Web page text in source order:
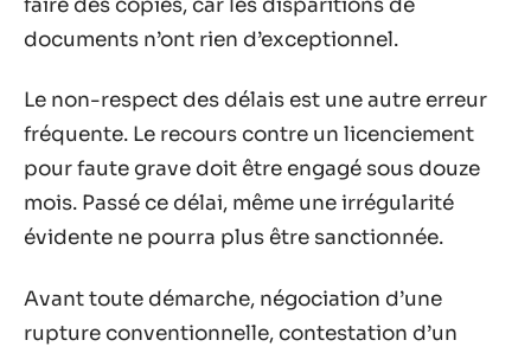
documents n’ont rien d’exceptionnel.
Le non-respect des délais est une autre erreur
fréquente. Le recours contre un licenciement
pour faute grave doit être engagé sous douze
mois. Passé ce délai, même une irrégularité
évidente ne pourra plus être sanctionnée.
Avant toute démarche, négociation d’une
rupture conventionnelle, contestation d’un